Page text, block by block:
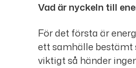
Vad är nyckeln till
För det första är
ett samhälle bestämt
viktigt så händer